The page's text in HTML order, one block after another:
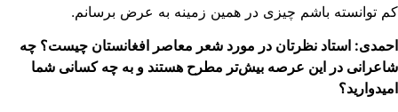
توانسته باشم چیزی در همین زمینه به عرض برسانم.
استاد نظرتان در مورد شعر معاصر افغانستان چیست؟ چه
در این عرصه بیش‌تر مطرح هستند و به چه کسانی شما